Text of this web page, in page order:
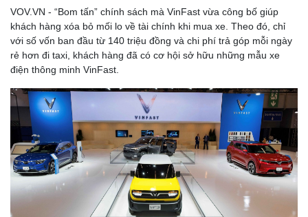
VOV.VN - “Bom tấn” chính sách mà VinFast vừa công bố giúp
khách hàng xóa bỏ mối lo về tài chính khi mua xe. Theo đó, chỉ
với số vốn ban đầu từ 140 triệu đồng và chi phí trả góp mỗi ngày
rẻ hơn đi taxi, khách hàng đã có cơ hội sở hữu những mẫu xe
điện thông minh VinFast.